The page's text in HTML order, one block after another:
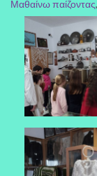
Μαθαίνω παίζοντας,